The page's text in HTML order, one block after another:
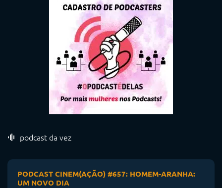
podcast da vez
PODCAST CINEM(AÇÃO) #657: HOMEM-ARANHA:
UM NOVO DIA